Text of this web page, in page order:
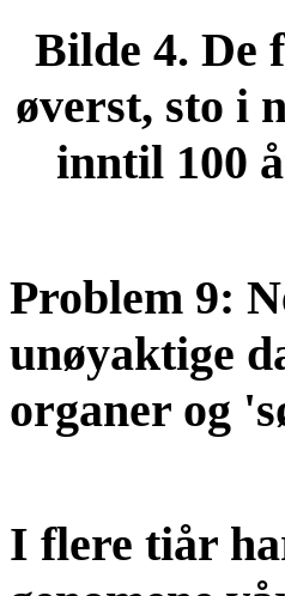
Bilde 4. De
øverst, sto i
inntil 100
Problem 9:
unøyaktige
organer og
I flere tiår